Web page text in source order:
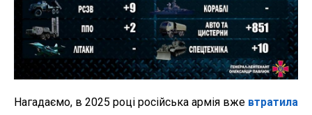
Нагадаємо, в 2025 році російська армія вже втратила